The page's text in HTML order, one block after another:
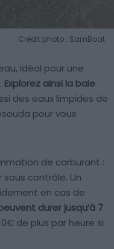
Crédit photo : SamBoat
idéal pour une
Explorez ainsi la baie
des eaux limpides de
pour vous
de carburant :
contrôle. Un
en cas de
durer jusqu’à 7
de plus par heure si